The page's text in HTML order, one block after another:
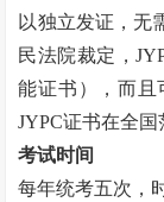
以独立发证，无
民法院裁定，
能证书），而且
JYPC证书在全国
考试时间
每年统考五次，